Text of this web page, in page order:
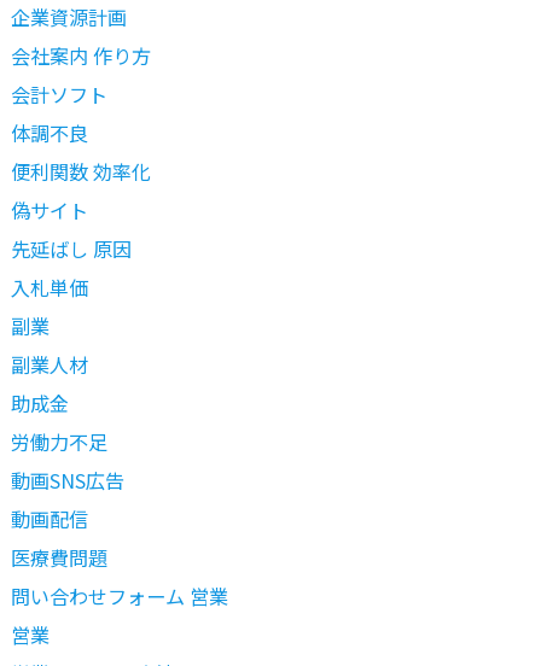
企業資源計画
会社案内 作り方
会計ソフト
体調不良
便利関数 効率化
偽サイト
先延ばし 原因
入札単価
副業
副業人材
助成金
労働力不足
動画SNS広告
動画配信
医療費問題
問い合わせフォーム 営業
営業